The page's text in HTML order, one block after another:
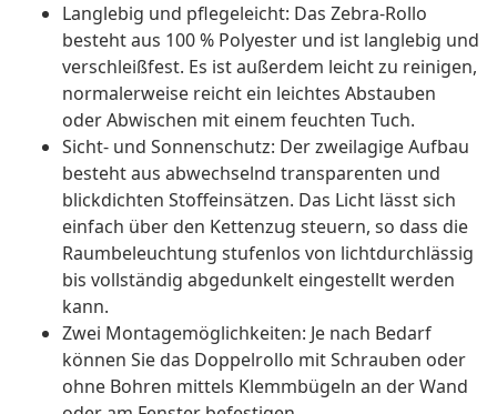
Langlebig und pflegeleicht: Das Zebra-Rollo
besteht aus 100 % Polyester und ist langlebig und
verschleißfest. Es ist außerdem leicht zu reinigen,
normalerweise reicht ein leichtes Abstauben
oder Abwischen mit einem feuchten Tuch.
Sicht- und Sonnenschutz: Der zweilagige Aufbau
besteht aus abwechselnd transparenten und
blickdichten Stoffeinsätzen. Das Licht lässt sich
einfach über den Kettenzug steuern, so dass die
Raumbeleuchtung stufenlos von lichtdurchlässig
bis vollständig abgedunkelt eingestellt werden
kann.
Zwei Montagemöglichkeiten: Je nach Bedarf
können Sie das Doppelrollo mit Schrauben oder
ohne Bohren mittels Klemmbügeln an der Wand